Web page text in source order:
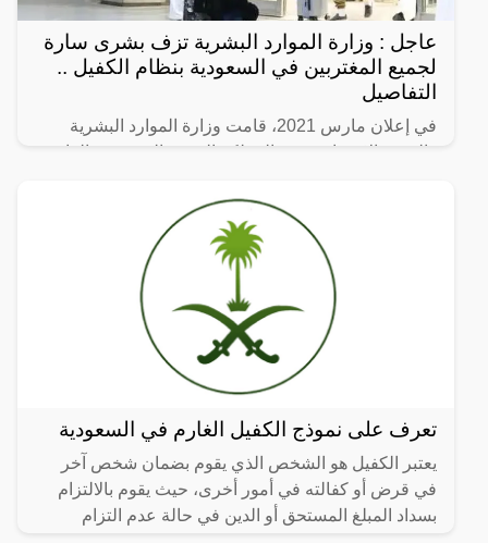
عاجل : وزارة الموارد البشرية تزف بشرى سارة
لجميع المغتربين في السعودية بنظام الكفيل ..
التفاصيل
في إعلان مارس 2021، قامت وزارة الموارد البشرية
والتنمية الاجتماعية في المملكة العربية السعودية بإلغاء
تعرف على نموذج الكفيل الغارم في السعودية
يعتبر الكفيل هو الشخص الذي يقوم بضمان شخص آخر
في قرض أو كفالته في أمور أخرى، حيث يقوم بالالتزام
بسداد المبلغ المستحق أو الدين في حالة عدم التزام